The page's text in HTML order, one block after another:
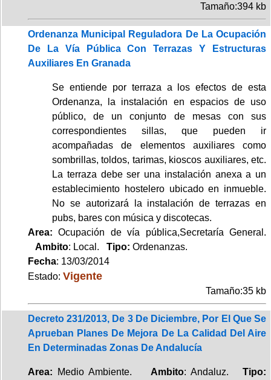
Tamaño:394 kb
Ordenanza Municipal Reguladora De La Ocupación
De La Vía Pública Con Terrazas Y Estructuras
Auxiliares En Granada
Se entiende por terraza a los efectos de esta
Ordenanza, la instalación en espacios de uso
público, de un conjunto de mesas con sus
correspondientes sillas, que pueden ir
acompañadas de elementos auxiliares como
sombrillas, toldos, tarimas, kioscos auxiliares, etc.
La terraza debe ser una instalación anexa a un
establecimiento hostelero ubicado en inmueble.
No se autorizará la instalación de terrazas en
pubs, bares con música y discotecas.
Area: Ocupación de vía pública,Secretaría General.
Ambito: Local. Tipo: Ordenanzas.
Fecha: 13/03/2014
Estado: Vigente
Tamaño:35 kb
Decreto 231/2013, De 3 De Diciembre, Por El Que Se
Aprueban Planes De Mejora De La Calidad Del Aire
En Determinadas Zonas De Andalucía
Area: Medio Ambiente. Ambito: Andaluz.Tipo: